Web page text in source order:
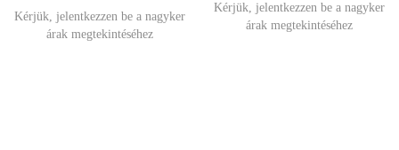
Kérjük, jelentkezzen be a nagyker
árak megtekintéséhez
Kérjük, jelentkezzen be a nagyker
árak megtekintéséhez